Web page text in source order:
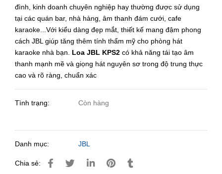
đình, kinh doanh chuyên nghiệp hay thường được sử dụng
tại các quán bar, nhà hàng, âm thanh đám cưới, cafe
karaoke...Với kiểu dàng đẹp mắt, thiết kế mang đậm phong
cách JBL giúp tăng thêm tính thẩm mỹ cho phòng hát
karaoke nhà bạn. Loa JBL KPS2 có khả năng tái tạo âm
thanh mạnh mẽ và giọng hát nguyên sơ trong độ trung thực
cao và rõ ràng, chuẩn xác
Tình trạng: Còn hàng
Danh mục: JBL
Chia sẻ: